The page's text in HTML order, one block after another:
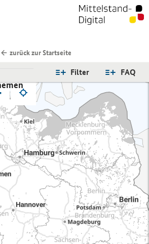
zurück zur Startseite
FAQ
Filter